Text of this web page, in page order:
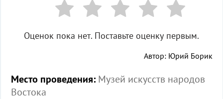
Оценок пока нет. Поставьте оценку первым.
Автор: Юрий Борик
Место проведения: Музей искусств народов
Востока